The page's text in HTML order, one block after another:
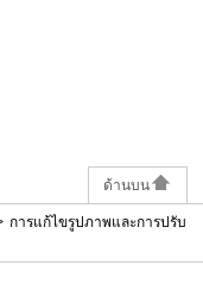
ด้านบน
การแก้ไขรูปภาพและการปรับ